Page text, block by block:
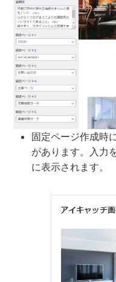
固定ページ作成時
があります。入力
に表示されます。